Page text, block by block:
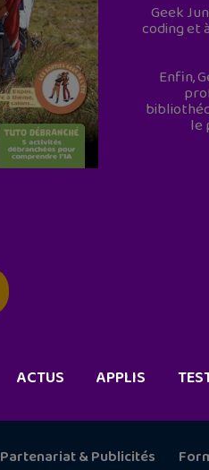
Geek
coding et
Enfin,
le
ACTUS APPLIS
Partenariat & Publicités